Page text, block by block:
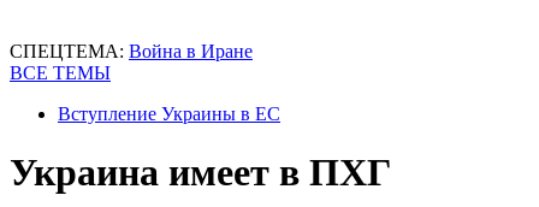
СПЕЦТЕМА: Война в Иране
ВСЕ ТЕМЫ
Вступление Украины в ЕС
Украина имеет в ПХГ